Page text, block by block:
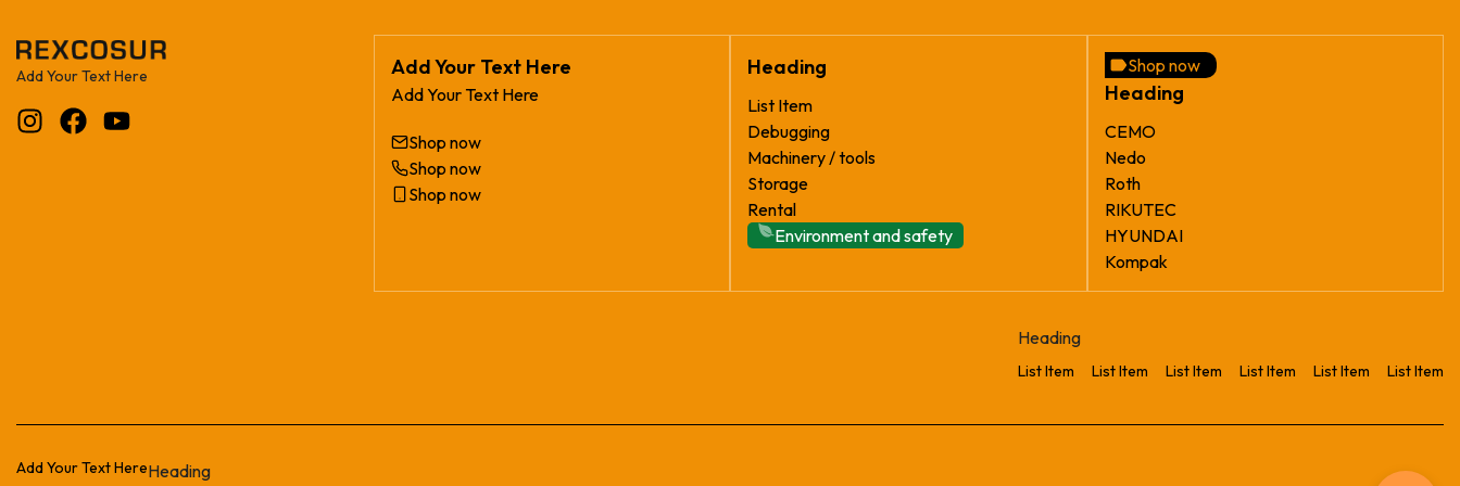
Add Your Text Here Add Your Text Here
Add Your Text Here
Shop now
Shop now
Shop now
Heading
List Item
Debugging
Machinery / tools
Storage
Rental
Environment and safety
Shop now
Heading
CEMO
Nedo
Roth
RIKUTEC
HYUNDAI
Kompak
Heading
List Item List Item List Item List Item List Item List Item
Add Your Text HereHeading